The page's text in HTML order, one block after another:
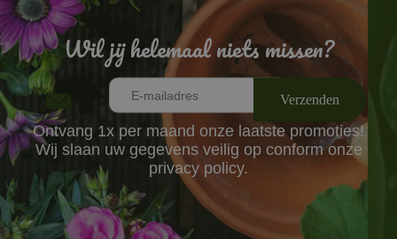
Wil jij helemaal niets missen?
Ontvang 1x per maand onze laatste promoties!
Wij slaan uw gegevens veilig op conform onze
privacy policy.